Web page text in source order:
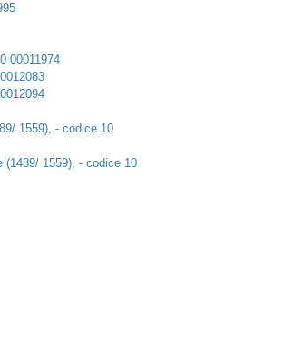
00011974
1559), - codice 10
1559), - codice 10